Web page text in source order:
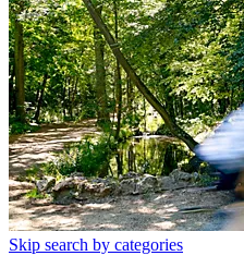
Skip search by categories